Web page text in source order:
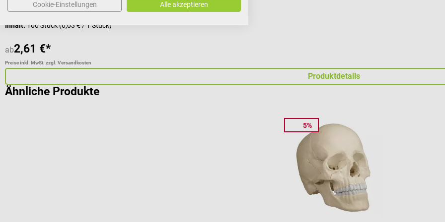
Inhalt: 100 Stück(0,03 € / 1 Stück)
ab2,61 €*
Preise inkl. MwSt. zzgl. Versandkosten
Produktdetails
Ähnliche Produkte
5%
Cookie-Einstellungen Alle akzeptieren